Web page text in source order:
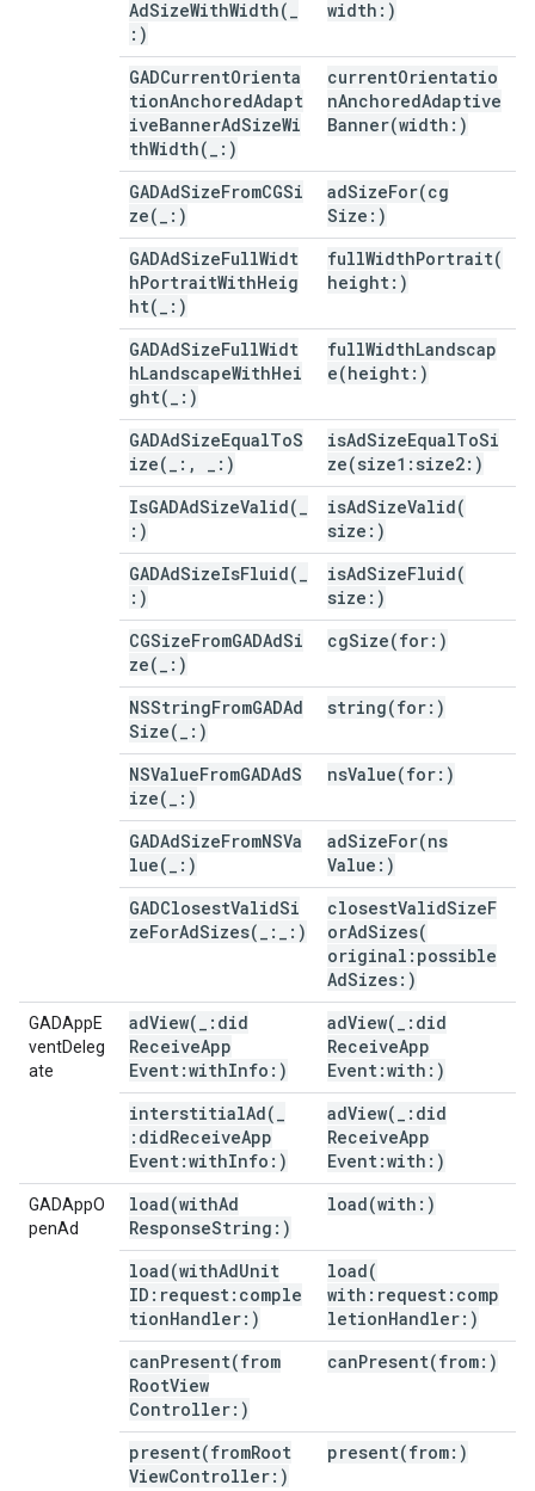
AdSizeWithWidth(
:)
width:)
GADCurrentOrienta
tionAnchoredAdapt
iveBannerAdSizeWi
thWidth(
:)
currentOrientatio
nAnchoredAdaptive
Banner(width:)
GADAdSizeFromCGSi
ze(
:)
adSizeFor(cg
Size:)
GADAdSizeFullWidt
hPortraitWithHeig
ht(
:)
fullWidthPortrait(
height:)
GADAdSizeFullWidt
hLandscapeWithHei
ght(
:)
fullWidthLandscap
e(height:)
GADAdSizeEqualToS
ize(
: , :)
isAdSizeEqualToSi
ze(size1:size2:)
IsGADAdSizeValid(
:)
isAdSizeValid(
size:)
GADAdSizeIsFluid(
:)
isAdSizeFluid(
size:)
CGSizeFromGADAdSi
ze(
:)
cgSize(for:)
NSStringFromGADAd
Size(
:)
string(for:)
NSValueFromGADAdS
ize(
:)
nsValue(for:)
GADAdSizeFromNSVa
lue(
:)
adSizeFor(ns
Value:)
GADClosestValidSi
zeForAdSizes(
: :)
closestValidSizeF
orAdSizes(
original:possible
AdSizes:)
GADAppE
ventDeleg
ate
adView(
:did
ReceiveApp
Event:withInfo:)
adView(
:did
ReceiveApp
Event:with:)
interstitialAd(
:didReceiveApp
Event:withInfo:)
adView(
:did
ReceiveApp
Event:with:)
GADAppO
penAd
load(withAd
ResponseString:)
load(with:)
load(withAdUnit
ID:request:comple
tionHandler:)
load(
with:request:comp
letionHandler:)
canPresent(from
RootView
Controller:)
canPresent(from:)
present(fromRoot
ViewController:)
present(from:)